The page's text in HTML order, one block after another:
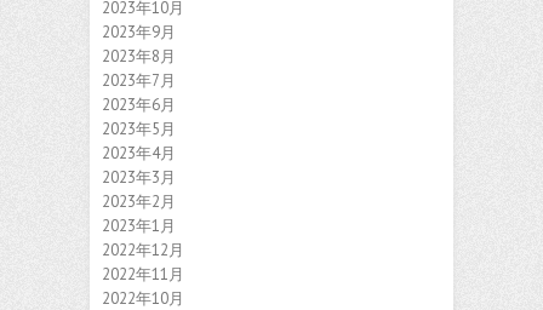
2023年10月
2023年9月
2023年8月
2023年7月
2023年6月
2023年5月
2023年4月
2023年3月
2023年2月
2023年1月
2022年12月
2022年11月
2022年10月